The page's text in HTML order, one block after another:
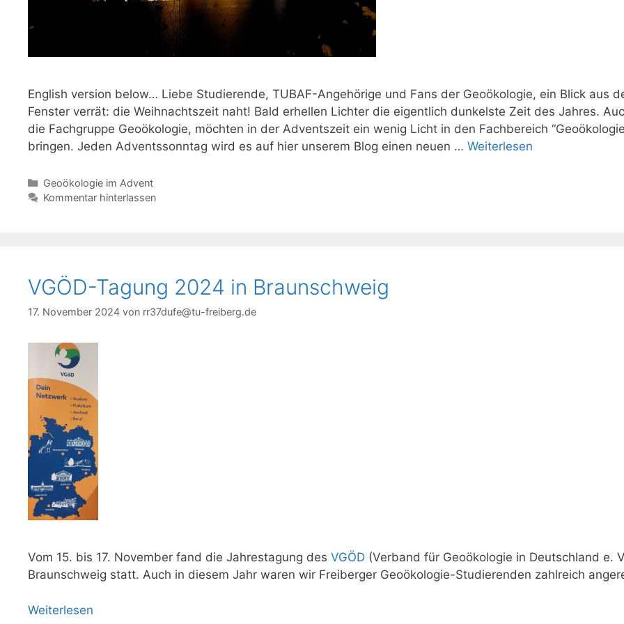
English version below… Liebe Studierende, TUBAF-Angehörige und Fans der Geoökologie, ein Blick aus
Fenster verrät: die Weihnachtszeit naht! Bald erhellen Lichter die eigentlich dunkelste Zeit des Jahres.
die Fachgruppe Geoökologie, möchten in der Adventszeit ein wenig Licht in den Fachbereich
bringen. Jeden Adventssonntag wird es auf hier unserem Blog einen neuen … Weiterlesen
Kategorien
Geoökologie im Advent
Kommentar hinterlassen
VGÖD-Tagung 2024 in Braunschweig
17. November 2024 von rr37dufe@tu-freiberg.de
Vom 15. bis 17. November fand die Jahrestagung des VGÖD (Verband für Geoökologie in Deutschland e.
Braunschweig statt. Auch in diesem Jahr waren wir Freiberger Geoökologie-Studierenden zahlreich
Weiterlesen